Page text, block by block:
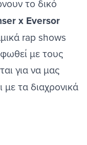
το δικό
x Eversor
rap shows
με τους
για να μας
με τα διαχρονικά